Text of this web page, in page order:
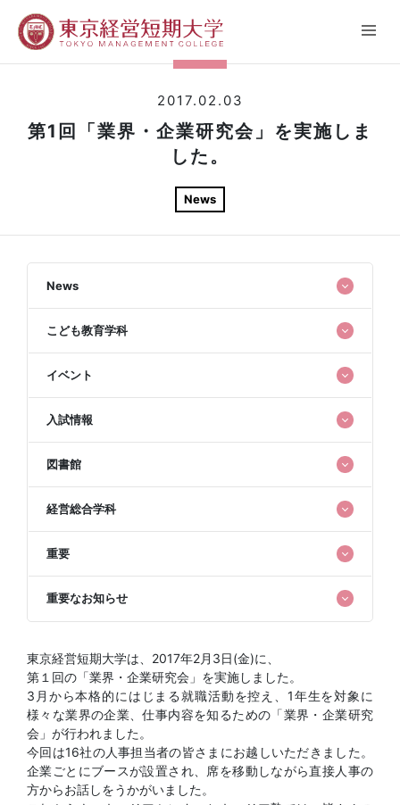
2017.02.03
第1回「業界・企業研究会」を実施しま
した。
News
News
こども教育学科
イベント
入試情報
図書館
経営総合学科
重要
重要なお知らせ
東京経営短期大学は、2017年2月3日(金)に、
第１回の「業界・企業研究会」を実施しました。
3月から本格的にはじまる就職活動を控え、1年生を対象に
様々な業界の企業、仕事内容を知るための「業界・企業研究
会」が行われました。
今回は16社の人事担当者の皆さまにお越しいただきました。
企業ごとにブースが設置され、席を移動しながら直接人事の
方からお話しをうかがいました。